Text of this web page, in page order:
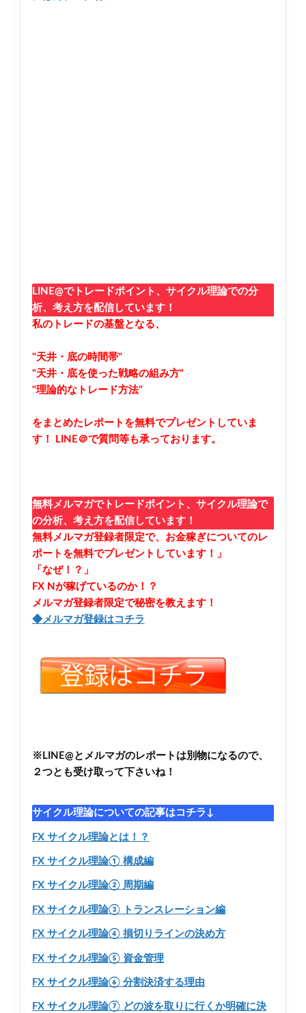
LINE@でトレードポイント、サイクル理論での分
析、考え方を配信しています！
私のトレードの基盤となる、
"天井・底の時間帯"
"天井・底を使った戦略の組み方"
"理論的なトレード方法"
をまとめたレポートを無料でプレゼントしていま
す！
LINE＠で質問等も承っております。
無料メルマガでトレードポイント、サイクル理論で
の分析、考え方を配信しています！
無料メルマガ登録者限定で、お金稼ぎについてのレ
ポートを無料でプレゼントしています！」
「なぜ！？」
FX Nが稼げているのか！？
メルマガ登録者限定で秘密を教えます！
◆メルマガ登録はコチラ
※LINE@とメルマガのレポートは別物になるので、
２つとも受け取って下さいね！
サイクル理論についての記事はコチラ↓
FX サイクル理論とは！？
FX サイクル理論① 構成編
FX サイクル理論② 周期編
FX サイクル理論③ トランスレーション編
FX サイクル理論④ 損切りラインの決め方
FX サイクル理論⑤ 資金管理
FX サイクル理論⑥ 分割決済する理由
FX サイクル理論⑦ どの波を取りに行くか明確に決